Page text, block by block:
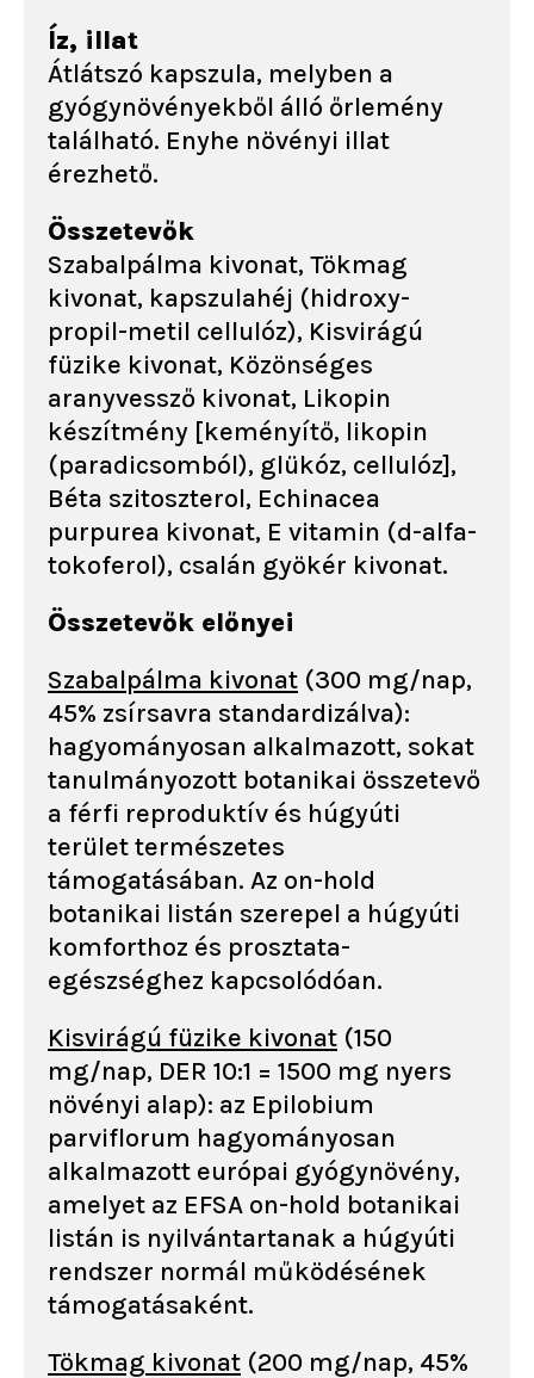
Íz, illat
Átlátszó kapszula, melyben a
gyógynövényekből álló őrlemény
található. Enyhe növényi illat
érezhető.
Összetevők
Szabalpálma kivonat, Tökmag
kivonat, kapszulahéj (hidroxy-
propil-metil cellulóz), Kisvirágú
füzike kivonat, Közönséges
aranyvessző kivonat, Likopin
készítmény [keményítő, likopin
(paradicsomból), glükóz, cellulóz],
Béta szitoszterol, Echinacea
purpurea kivonat, E vitamin (d-alfa-
tokoferol), csalán gyökér kivonat.
Összetevők előnyei
Szabalpálma kivonat (300 mg/nap,
45% zsírsavra standardizálva):
hagyományosan alkalmazott, sokat
tanulmányozott botanikai összetevő
a férfi reproduktív és húgyúti
terület természetes
támogatásában. Az on-hold
botanikai listán szerepel a húgyúti
komforthoz és prosztata-
egészséghez kapcsolódóan.
Kisvirágú füzike kivonat (150
mg/nap, DER 10:1 = 1500 mg nyers
növényi alap): az Epilobium
parviflorum hagyományosan
alkalmazott európai gyógynövény,
amelyet az EFSA on-hold botanikai
listán is nyilvántartanak a húgyúti
rendszer normál működésének
támogatásaként.
Tökmag kivonat (200 mg/nap, 45%